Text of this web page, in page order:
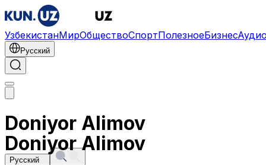
УзбекистанМирОбществоСпортПолезноеБизнес
Русский
Doniyor Alimov
Русский
Doniyor Alimov